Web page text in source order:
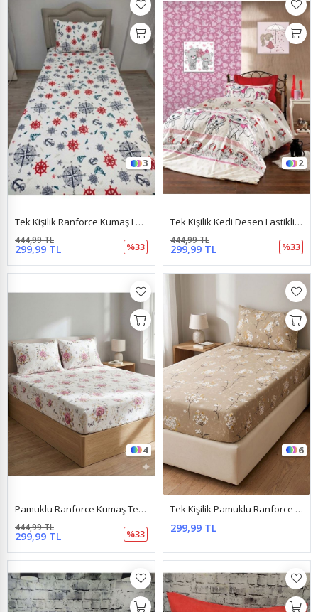
3
Tek Kişilik Ranforce Kumaş Lastikli Çarşaf + 1 Ad. Kapaklı Yastık Kılıfı Denizci Kırmızı
299,99 TL
444,99 TL
%33
2
Tek Kişilik Kedi Desen Lastikli Çarşaf + 1 Adet Yastık Kılıfı Kırmızı
299,99 TL
444,99 TL
%33
4
Pamuklu Ranforce Kumaş Tek Kişilik Lastikli Çarşaf Takımı (100X200 & 120X200) Kelebek Pembe
299,99 TL
444,99 TL
%33
6
Tek Kişilik Pamuklu Ranforce Kumaş Lastikli Çarşaf Takımı Papatya Somon
299,99 TL